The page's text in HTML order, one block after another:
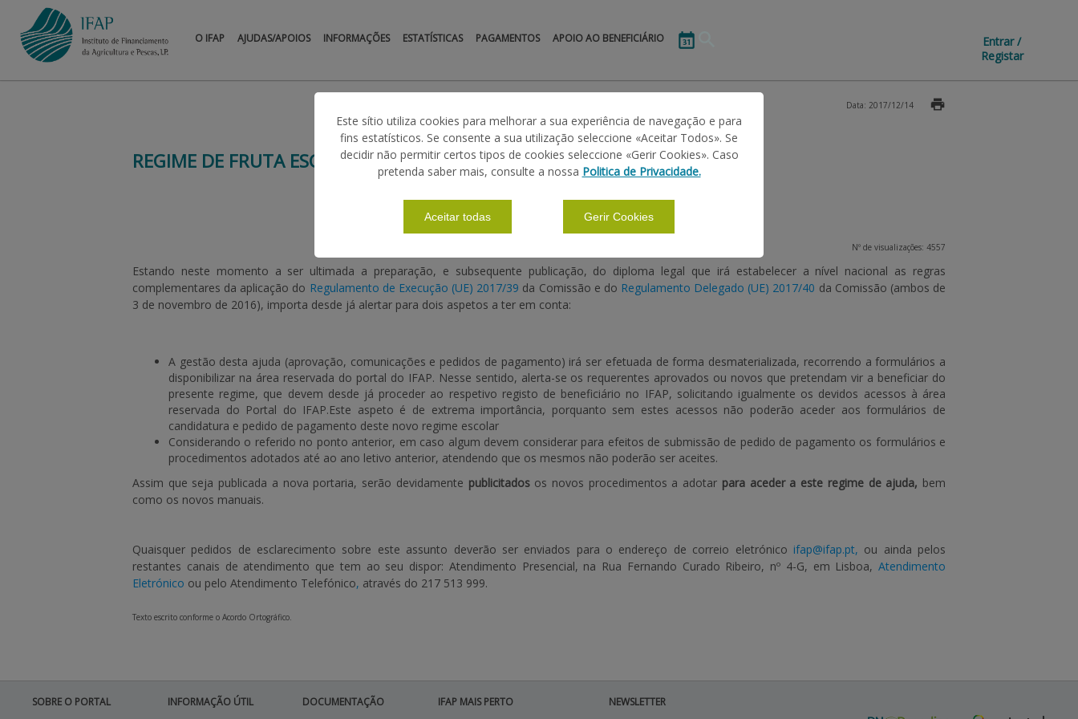
O IFAP AJUDAS/APOIOS INFORMAÇÕES ESTATÍSTICAS PAGAMENTOS APOIO AO BENEFICIÁRIO
Entrar /
Registar
REGIME DE FRUTA ESCOLAR
Data: 2017/12/14
Nº de visualizações: 4557
Estando neste momento a ser ultimada a preparação, e subsequente publicação, do diploma legal que irá estabelecer a nível nacional as regras
complementares da aplicação do Regulamento de Execução (UE) 2017/39 da Comissão e do Regulamento Delegado (UE) 2017/40 da Comissão (ambos de
3 de novembro de 2016), importa desde já alertar para dois aspetos a ter em conta:
A gestão desta ajuda (aprovação, comunicações e pedidos de pagamento) irá ser efetuada de forma desmaterializada, recorrendo a formulários a
disponibilizar na área reservada do portal do IFAP. Nesse sentido, alerta-se os requerentes aprovados ou novos que pretendam vir a beneficiar do
presente regime, que devem desde já proceder ao respetivo registo de beneficiário no IFAP, solicitando igualmente os devidos acessos à área
reservada do Portal do IFAP.Este aspeto é de extrema importância, porquanto sem estes acessos não poderão aceder aos formulários de
candidatura e pedido de pagamento deste novo regime escolar
Considerando o referido no ponto anterior, em caso algum devem considerar para efeitos de submissão de pedido de pagamento os formulários e
procedimentos adotados até ao ano letivo anterior, atendendo que os mesmos não poderão ser aceites.
Assim que seja publicada a nova portaria, serão devidamente publicitadosos novos procedimentos a adotar para aceder a este regime de ajuda, bem
como os novos manuais.
Quaisquer pedidos de esclarecimento sobre este assunto deverão ser enviados para o endereço de correio eletrónico ifap@ifap.pt, ou ainda pelos
restantes canais de atendimento que tem ao seu dispor: Atendimento Presencial, na Rua Fernando Curado Ribeiro, nº 4-G, em Lisboa, Atendimento
Eletrónico ou pelo Atendimento Telefónico, através do 217 513 999.
Texto escrito conforme o Acordo Ortográfico.
SOBRE O PORTAL
INFORMAÇÃO ÚTIL
DOCUMENTAÇÃO
IFAP MAIS PERTO
NEWSLETTER
Este sítio utiliza cookies para melhorar a sua experiência de navegação e para
fins estatísticos. Se consente a sua utilização seleccione «Aceitar Todos». Se
decidir não permitir certos tipos de cookies seleccione «Gerir Cookies». Caso
pretenda saber mais, consulte a nossa Politica de Privacidade.
Aceitar todas Gerir Cookies